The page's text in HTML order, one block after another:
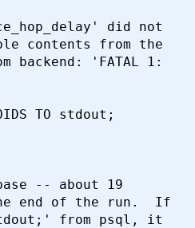
did not
contents from the
backend: 'FATAL 1:
TO stdout;
-- about 19
end of the run.  If
stdout;' from psql, it